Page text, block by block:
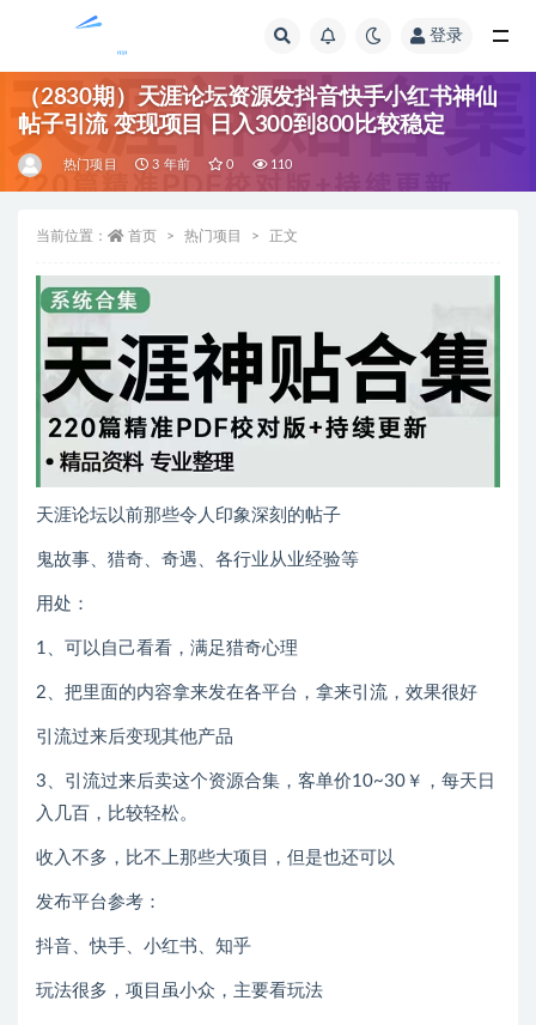
登录
（2830期）天涯论坛资源发抖音快手小红书神仙
帖子引流 变现项目 日入300到800比较稳定
热门项目 3 年前 0 110
当前位置： 首页 热门项目 正文
天涯论坛以前那些令人印象深刻的帖子
鬼故事、猎奇、奇遇、各行业从业经验等
用处：
1、可以自己看看，满足猎奇心理
2、把里面的内容拿来发在各平台，拿来引流，效果很好
引流过来后变现其他产品
3、引流过来后卖这个资源合集，客单价10~30￥，每天日
入几百，比较轻松。
收入不多，比不上那些大项目，但是也还可以
发布平台参考：
抖音、快手、小红书、知乎
玩法很多，项目虽小众，主要看玩法